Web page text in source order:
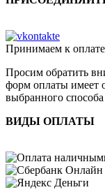
Принимаем к оплате
Просим обратить
форм оплаты имеет
выбранного
ВИДЫ ОПЛАТЫ